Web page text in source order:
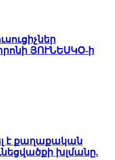
ՅՈՒՆԵՍԿՕ-ի
է քաղաքական
խլմանը.